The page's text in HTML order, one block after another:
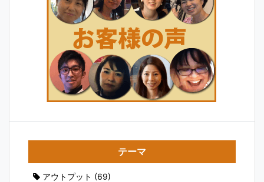
テーマ
アウトプット (69)